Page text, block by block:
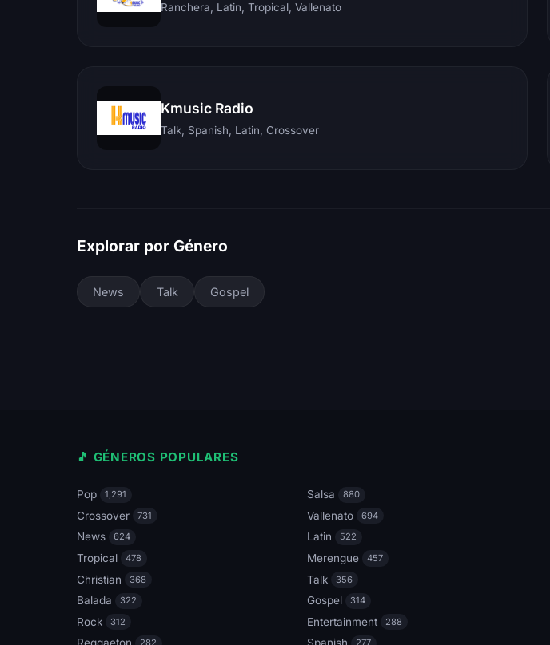
Ranchera, Latin, Tropical, Vallenato
Kmusic Radio
Talk, Spanish, Latin, Crossover
Explorar por Género
News Talk Gospel
🎵 GÉNEROS POPULARES
Pop 1,291 Salsa 880
Crossover 731 Vallenato 694
News 624 Latin 522
Tropical 478 Merengue 457
Christian 368 Talk 356
Balada 322 Gospel 314
Rock 312 Entertainment 288